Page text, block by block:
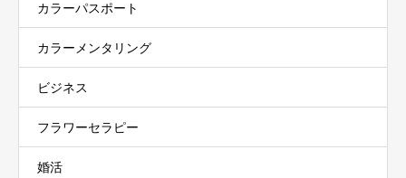
カラーパスポート
カラーメンタリング
ビジネス
フラワーセラピー
婚活